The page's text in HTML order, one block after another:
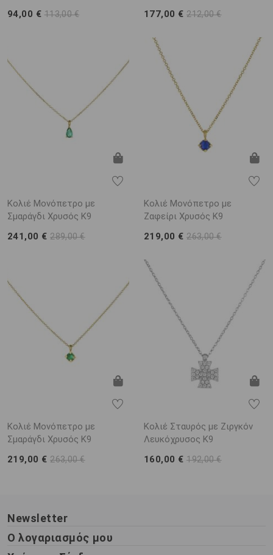
94,00 € 113,00 €
177,00 €212,00 €
Κολιέ Μονόπετρο με
Σμαράγδι Χρυσός K9
241,00 €289,00 €
Κολιέ Μονόπετρο με
Ζαφείρι Χρυσός K9
219,00 €263,00 €
Κολιέ Μονόπετρο με
Σμαράγδι Χρυσός K9
219,00 €263,00 €
Κολιέ Σταυρός με Ζιργκόν
Λευκόχρυσος Κ9
160,00 €192,00 €
Newsletter
Ο λογαριασμός μου